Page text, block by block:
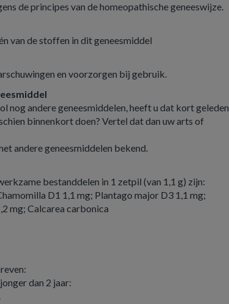
de principes van de homeopathische geneeswijze.
van de stoffen in dit geneesmiddel
en voorzorgen bij gebruik.
nog andere geneesmiddelen, heeft u dat kort geleden
binnenkort doen? Vertel dat dan uw arts of
andere geneesmiddelen bekend.
bestanddelen in 1 zetpil (van 1,1 g) zijn:
D1 1,1 mg; Plantago major D3 1,1 mg;
mg; Calcarea carbonica
dan 2 jaar: